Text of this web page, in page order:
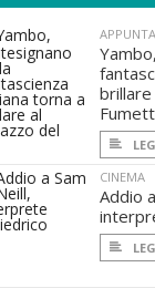
brillare
CINEMA
Addio